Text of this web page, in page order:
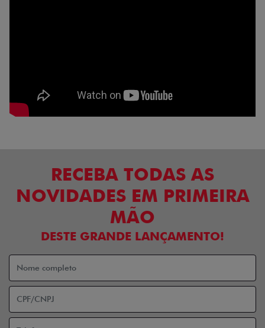
RECEBA TODAS AS
NOVIDADES EM PRIMEIRA
MÃO
DESTE GRANDE LANÇAMENTO!